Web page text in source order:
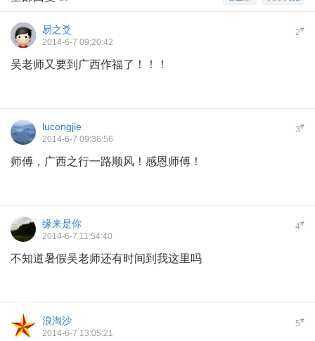
2#
易之爻
2014-6-7 09:20:42
吴老师又要到广西作福了！！！
3#
lucongjie
2014-6-7 09:36:56
师傅，广西之行一路顺风！感恩师傅！
4#
缘来是你
2014-6-7 11:54:40
不知道暑假吴老师还有时间到我这里吗
5#
浪淘沙
2014-6-7 13:05:21